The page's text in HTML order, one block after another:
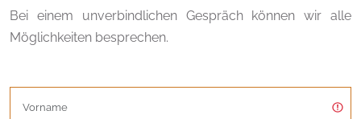
Bei einem unverbindlichen Gespräch können wir alle
Möglichkeiten besprechen.